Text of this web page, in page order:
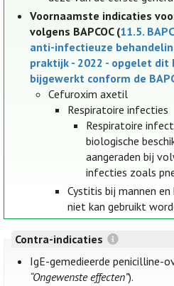
Voornaamste indicaties
volgens BAPCOC (11.5.
anti-infectieuze
praktijk - 2022 - opgelet
bijgewerkt conform de
Cefuroxim axetil
Respiratoire infecties
Respiratoire
biologische
aangeraden bij
infecties zoals
Cystitis bij mannen
niet kan gebruikt
Contra-indicaties
IgE-gemedieerde penicilline-
“Ongewenste effecten”).